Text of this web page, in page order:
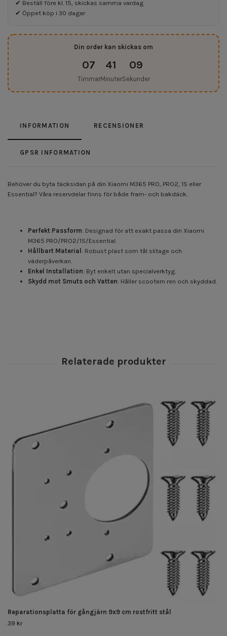
✔ Beställ före kl. 15, skickas samma vardag
✔ Öppet köp i 30 dagar
Din order kan skickas om
07
Timmar
41
Minuter
09
Sekunder
INFORMATION RECENSIONER
GPSR INFORMATION
Behöver du byta täcksidan på din Xiaomi M365 PRO, PRO2, 1S eller
Essential? Våra reservdelar finns för både fram- och bakdäck.
Perfekt Passform: Designad för att exakt passa din Xiaomi
M365 PRO/PRO2/1S/Essential.
Hållbart Material: Robust plast som tål slitage och
väderpåverkan.
Enkel Installation: Byt enkelt utan specialverktyg.
Skydd mot Smuts och Vatten: Håller scootern ren och skyddad.
Reparationsplatta för gångjärn 9x9 cm rostfritt stål
39 kr